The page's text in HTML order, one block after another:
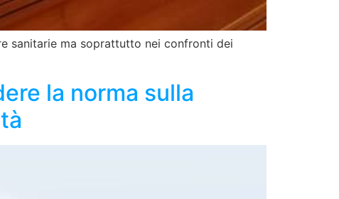
sanitarie ma soprattutto nei confronti dei
la norma sulla